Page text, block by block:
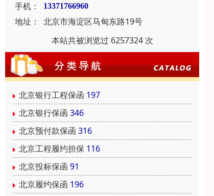
手机：
13371766960
地址：
北京市海淀区马甸东路19号
本站共被浏览过 6257324 次
北京银行工程保函 197
北京银行保函 346
北京预付款保函 316
北京工程履约担保 116
北京投标保函 91
北京履约保函 196